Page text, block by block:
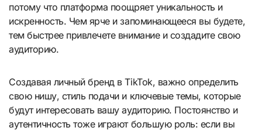
потому что платформа поощряет уникальность и
искренность. Чем ярче и запоминающееся вы будете,
тем быстрее привлечете внимание и создадите свою
аудиторию.
Создавая личный бренд в TikTok, важно определить
свою нишу, стиль подачи и ключевые темы, которые
будут интересовать вашу аудиторию. Постоянство и
аутентичность тоже играют большую роль: если вы